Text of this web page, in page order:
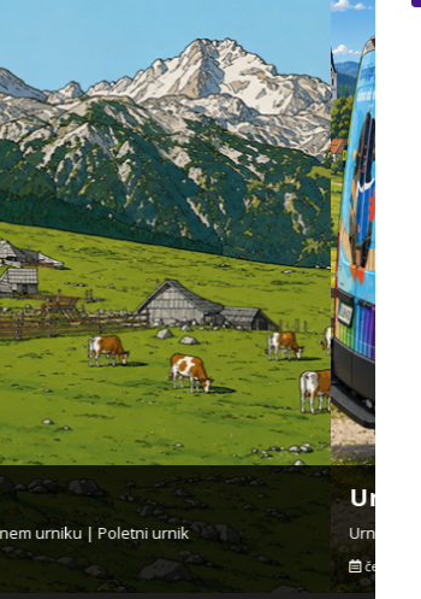
2026 do junija 2027
kontakt | lokacije postajališč